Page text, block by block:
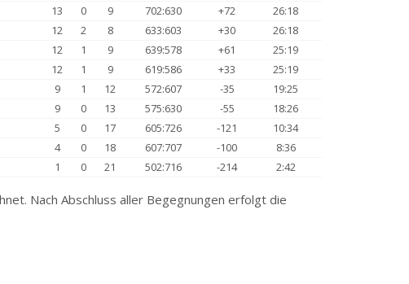
13 0 9 702:630 +72
26:18
12 2 8 633:603 +30
26:18
12 1 9 639:578 +61
25:19
12 1 9 619:586 +33
25:19
9 1 12 572:607 -35
19:25
9 0 13 575:630 -55
18:26
5 0 17 605:726 -121
10:34
4 0 18 607:707 -100
8:36
1 0 21 502:716 -214 2:42
Nach Abschluss aller Begegnungen erfolgt die